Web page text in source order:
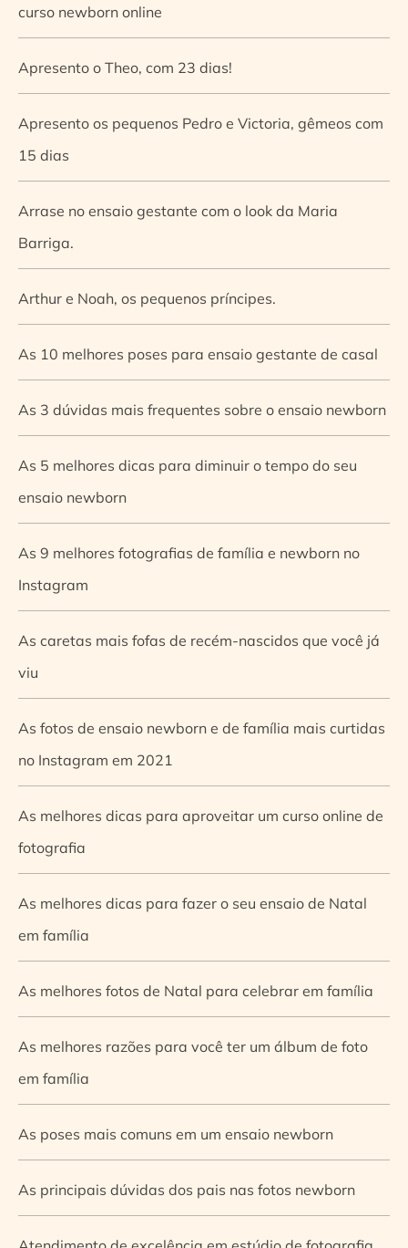
curso newborn online
Apresento o Theo, com 23 dias!
Apresento os pequenos Pedro e Victoria, gêmeos com
15 dias
Arrase no ensaio gestante com o look da Maria
Barriga.
Arthur e Noah, os pequenos príncipes.
As 10 melhores poses para ensaio gestante de casal
As 3 dúvidas mais frequentes sobre o ensaio newborn
As 5 melhores dicas para diminuir o tempo do seu
ensaio newborn
As 9 melhores fotografias de família e newborn no
Instagram
As caretas mais fofas de recém-nascidos que você já
viu
As fotos de ensaio newborn e de família mais curtidas
no Instagram em 2021
As melhores dicas para aproveitar um curso online de
fotografia
As melhores dicas para fazer o seu ensaio de Natal
em família
As melhores fotos de Natal para celebrar em família
As melhores razões para você ter um álbum de foto
em família
As poses mais comuns em um ensaio newborn
As principais dúvidas dos pais nas fotos newborn